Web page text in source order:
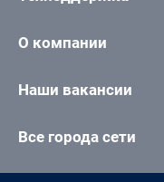
О компании
Наши вакансии
Все города сети